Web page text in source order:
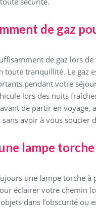
de gaz
de gaz lors
toute tranquillité. Le gaz
pendant votre
lors des nuits
de partir en
avoir à vous soucier
lampe
une lampe torche à
éclairer votre chemin
dans l’obscurité ou